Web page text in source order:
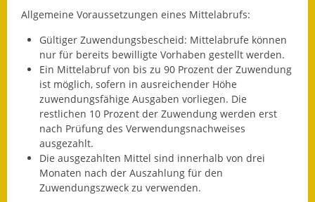
Bauhof Notzingen
Behördenadressen
Beratungsstellen im
Landkreis
Dienstleistungen
Formulare
Fundbehörde
Allgemeine Voraussetzungen eines Mittelabrufs:
Gültiger Zuwendungsbescheid: Mittelabrufe können
nur für bereits bewilligte Vorhaben gestellt werden.
Ein Mittelabruf von bis zu 90 Prozent der Zuwendung
ist möglich, sofern in ausreichender Höhe
zuwendungsfähige Ausgaben vorliegen. Die
restlichen 10 Prozent der Zuwendung werden erst
nach Prüfung des Verwendungsnachweises
ausgezahlt.
Die ausgezahlten Mittel sind innerhalb von drei
Monaten nach der Auszahlung für den
Zuwendungszweck zu verwenden.